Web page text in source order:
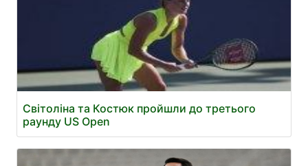
Світоліна та Костюк пройшли до третього
раунду US Open